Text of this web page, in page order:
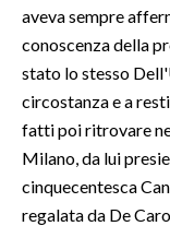
aveva sempre
conoscenza della
stato lo stesso
circostanza e a
fatti poi ritrovare
Milano, da lui
cinquecentesca
regalata da De